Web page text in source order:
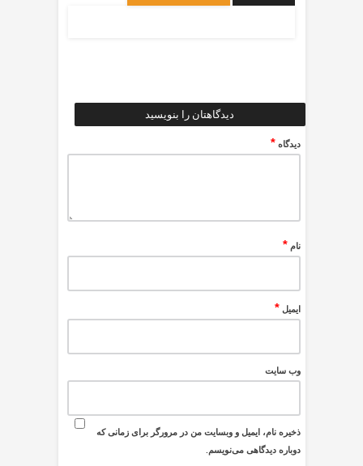
دیدگاهتان را بنویسید
دیدگاه*
نام*
ایمیل*
وب‌ سایت
ذخیره نام، ایمیل و وبسایت من در مرورگر برای زمانی که
دوباره دیدگاهی می‌نویسم.